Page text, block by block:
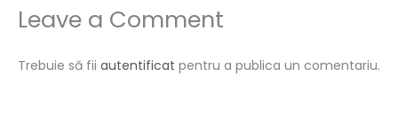
Leave a Comment
Trebuie să fii autentificat pentru a publica un comentariu.